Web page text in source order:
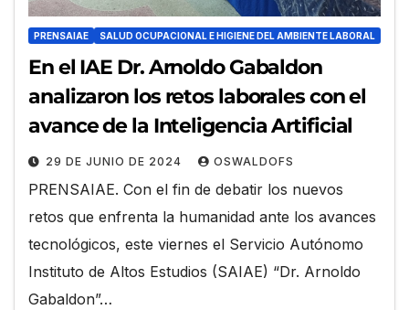
PRENSAIAE SALUD OCUPACIONAL E HIGIENE DEL AMBIENTE LABORAL
En el IAE Dr. Arnoldo Gabaldon
analizaron los retos laborales con el
avance de la Inteligencia Artificial
29 DE JUNIO DE 2024 OSWALDOFS
PRENSAIAE. Con el fin de debatir los nuevos
retos que enfrenta la humanidad ante los avances
tecnológicos, este viernes el Servicio Autónomo
Instituto de Altos Estudios (SAIAE) “Dr. Arnoldo
Gabaldon”…